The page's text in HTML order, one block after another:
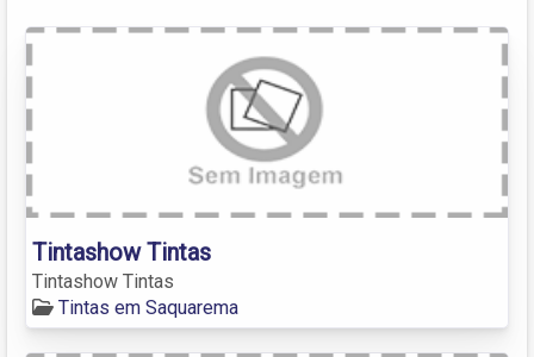
Tintashow Tintas
Tintashow Tintas
Tintas em Saquarema